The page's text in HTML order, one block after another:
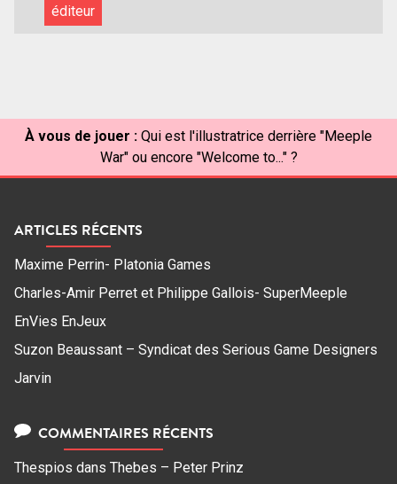
éditeur
À vous de jouer : Qui est l'illustratrice derrière "Meeple
War" ou encore "Welcome to..." ?
ARTICLES RÉCENTS
Maxime Perrin- Platonia Games
Charles-Amir Perret et Philippe Gallois- SuperMeeple
EnVies EnJeux
Suzon Beaussant – Syndicat des Serious Game Designers
Jarvin
COMMENTAIRES RÉCENTS
Thespios dans Thebes – Peter Prinz